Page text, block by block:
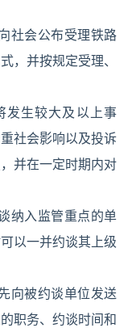
社会公布受理铁路
，并按规定受理、
发生较大及以上事
社会影响以及投诉
并在一定时期内对
纳入监管重点的单
以一并约谈其上级
向被约谈单位发送
职务、约谈时间和